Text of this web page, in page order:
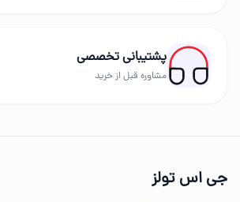
برندهای حرفه‌ای عرضه می‌شود.
ضمانت اصالت کالا
پشتیبانی تخصصی
مشاوره قبل از خرید
جی اس تولز